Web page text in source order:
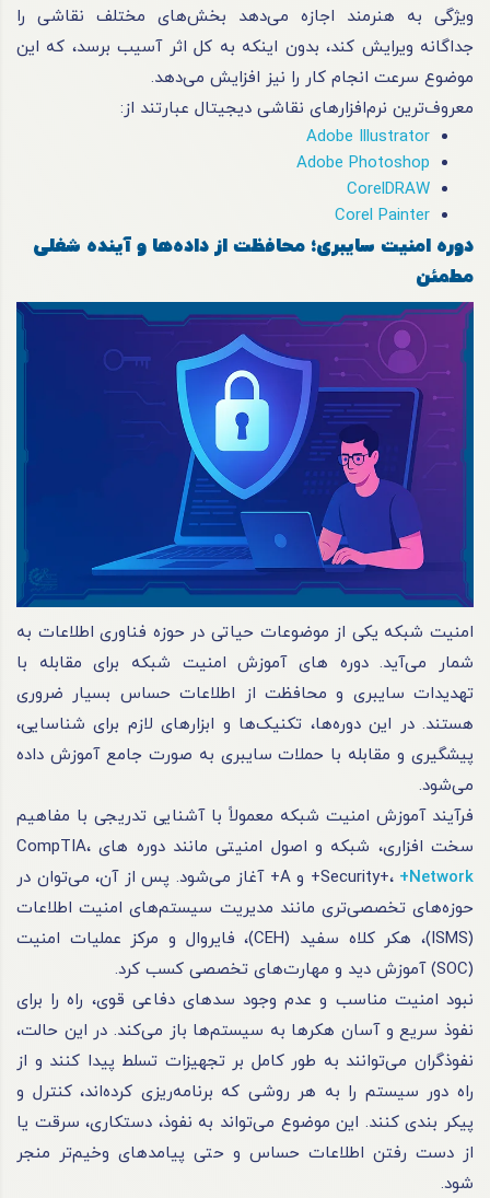
ویژگی به هنرمند اجازه می‌دهد بخش‌های مختلف نقاشی را
جداگانه ویرایش کند، بدون اینکه به کل اثر آسیب برسد، که این
موضوع سرعت انجام کار را نیز افزایش می‌دهد.
معروف‌ترین نرم‌افزارهای نقاشی دیجیتال عبارتند از:
Adobe Illustrator
Adobe Photoshop
CorelDRAW
Corel Painter
دوره امنیت سایبری؛ محافظت از داده‌ها و آینده شغلی
مطمئن
امنیت شبکه یکی از موضوعات حیاتی در حوزه فناوری اطلاعات به
شمار می‌آید. دوره های آموزش امنیت شبکه برای مقابله با
تهدیدات سایبری و محافظت از اطلاعات حساس بسیار ضروری
هستند. در این دوره‌ها، تکنیک‌ها و ابزارهای لازم برای شناسایی،
پیشگیری و مقابله با حملات سایبری به صورت جامع آموزش داده
می‌شود.
فرآیند آموزش امنیت شبکه معمولاً با آشنایی تدریجی با مفاهیم
سخت‌ افزاری، شبکه و اصول امنیتی مانند دوره های CompTIA،
Security+، +Network
+ و A+ آغاز می‌شود. پس از آن، می‌توان در
حوزه‌های تخصصی‌تری مانند مدیریت سیستم‌های امنیت اطلاعات
(ISMS)، هکر کلاه سفید (CEH)، فایروال و مرکز عملیات امنیت
(SOC) آموزش دید و مهارت‌های تخصصی کسب کرد.
نبود امنیت مناسب و عدم وجود سدهای دفاعی قوی، راه را برای
نفوذ سریع و آسان هکرها به سیستم‌ها باز می‌کند. در این حالت،
نفوذگران می‌توانند به طور کامل بر تجهیزات تسلط پیدا کنند و از
راه دور سیستم را به هر روشی که برنامه‌ریزی کرده‌اند، کنترل و
پیکر بندی کنند. این موضوع می‌تواند به نفوذ، دستکاری، سرقت یا
از دست رفتن اطلاعات حساس و حتی پیامدهای وخیم‌تر منجر
شود.